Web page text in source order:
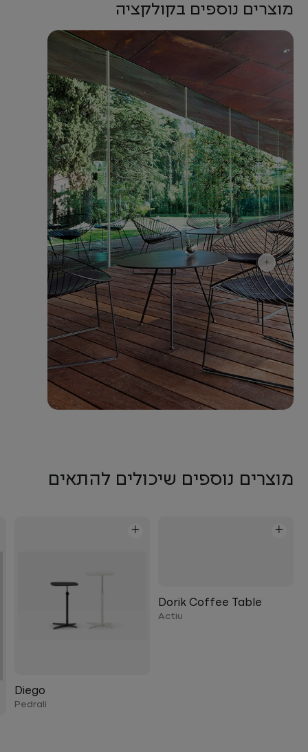
מוצרים נוספים בקולקציה
+
מוצרים נוספים שיכולים להתאים
+
Dorik Coffee Table
Actiu
+
Diego
Pedrali